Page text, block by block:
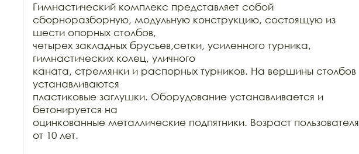
Гимнастический комплекс представляет собой
сборноразборную, модульную конструкцию, состоящую из
шести опорных столбов,
четырех закладных брусьев,сетки, усиленного турника,
гимнастических колец, уличного
каната, стремянки и распорных турников. На вершины столбов
устанавливаются
пластиковые заглушки. Оборудование устанавливается и
бетонируется на
оцинкованные металлические подпятники. Возраст пользователя
от 10 лет.